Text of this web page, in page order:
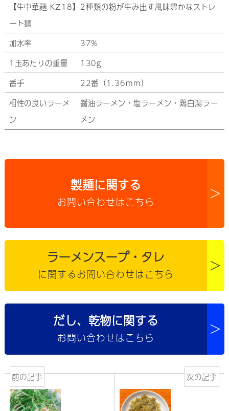
【生中華麺 KZ18】2種類の粉が生み出す風味豊かなストレ
ート麺
加水率
37%
1玉あたりの重量
130g
番手
22番（1.36mm）
相性の良いラーメ
ン
醤油ラーメン・塩ラーメン・鶏白湯ラー
メン
製麺に関する
お問い合わせはこちら >
ラーメンスープ・タレ
に関するお問い合わせはこちら >
だし、乾物に関する
お問い合わせはこちら >
前の記事 次の記事